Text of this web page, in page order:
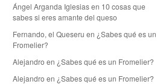
Ángel Arganda Iglesiasen 10 cosas que
sabes si eres amante del queso
Fernando, el Queseru en ¿Sabes qué es un
Fromelier?
Alejandro en ¿Sabes qué es un Fromelier?
Alejandro en ¿Sabes qué es un Fromelier?